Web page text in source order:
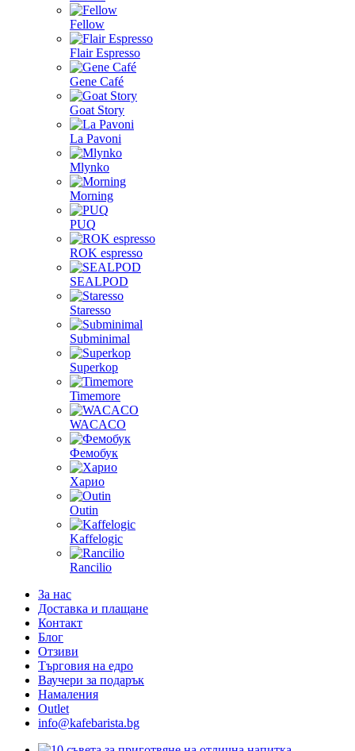
Fellow
Flair Espresso
Gene Café
Goat Story
La Pavoni
Mlynko
Morning
PUQ
ROK espresso
SEALPOD
Staresso
Subminimal
Superkop
Timemore
WACACO
Фемобук
Харио
Outin
Kaffelogic
Rancilio
За нас
Доставка и плащане
Контакт
Блог
Отзиви
Търговия на едро
Ваучери за подарък
Намаления
Outlet
info@kafebarista.bg